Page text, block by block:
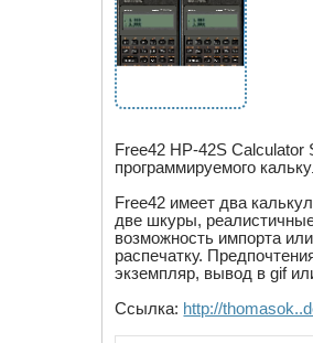
Free42 HP-42S Calculator
программируемого
Free42 имеет два
две шкуры,
возможность импорта
распечатку.
экземпляр, вывод в gif
Ссылка: http://